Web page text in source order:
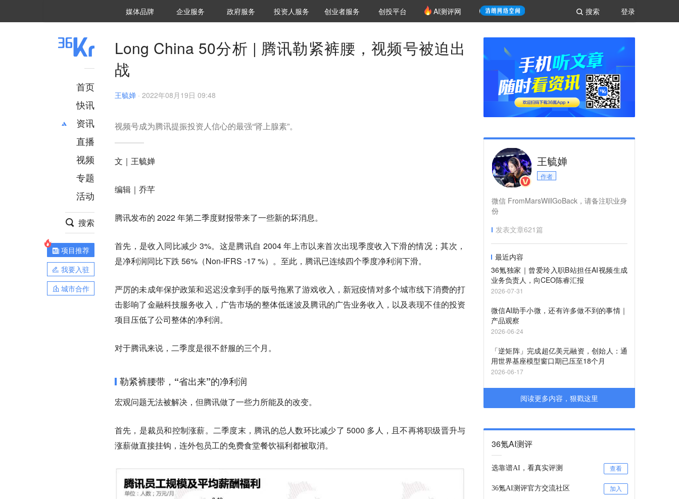
登录
搜索
媒体品牌 36Kr研究院
企业服务 城市之窗
政府服务 VClub投资机构库
投资机构职位推介
投资人服务 创投氪堂
创业者服务 创投平台 AI测评网
首页
快讯
资讯
推荐
财经
项目推荐
安徽
直播
视频
专题
活动
搜索
项目推荐
我要入驻
城市合作
Long China 50分析 | 腾讯勒紧裤腰，视频号被迫出
战
王毓婵 · 2022年08月19日 09:48
视频号成为腾讯提振投资人信心的最强“肾上腺素”。
文｜王毓婵
编辑｜乔芊
腾讯发布的 2022 年第二季度财报带来了一些新的坏消息。
首先，是收入同比减少 3%。这是腾讯自 2004 年上市以来首次出现季度收入下滑的情况；其次，
是净利润同比下跌 56%（Non-IFRS -17 %）。至此，腾讯已连续四个季度净利润下滑。
严厉的未成年保护政策和迟迟没拿到手的版号拖累了游戏收入，新冠疫情对多个城市线下消费的打
击影响了金融科技服务收入，广告市场的整体低迷波及腾讯的广告业务收入，以及表现不佳的投资
项目压低了公司整体的净利润。
对于腾讯来说，二季度是很不舒服的三个月。
勒紧裤腰带，“省出来”的净利润
宏观问题无法被解决，但腾讯做了一些力所能及的改变。
首先，是裁员和控制涨薪。 二季度末，腾讯的总人数环比减少了 5000 多人，且不再将职级晋升与
涨薪做直接挂钩，连外包员工的免费食堂餐饮福利都被取消。
王毓婵
作者
微信 FromMarsWillGoBack，请备注职业身
份
发表文章621篇
最近内容
36氪独家｜曾爱玲入职B站担任AI视频生成
业务负责人，向CEO陈睿汇报
2026-07-31
微信AI助手小微，还有许多做不到的事情｜
产品观察
2026-06-24
「逆矩阵」完成超亿美元融资，创始人：通
用世界基座模型窗口期已压至18个月
2026-06-17
阅读更多内容，狠戳这里
36氪AI测评
选靠谱AI，看真实评测 查看
36氪AI测评官方交流社区 加入